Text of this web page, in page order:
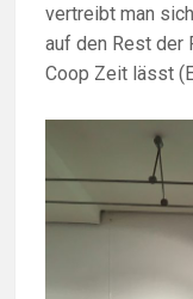
vertreibt man
auf den Rest der
Coop Zeit lässt